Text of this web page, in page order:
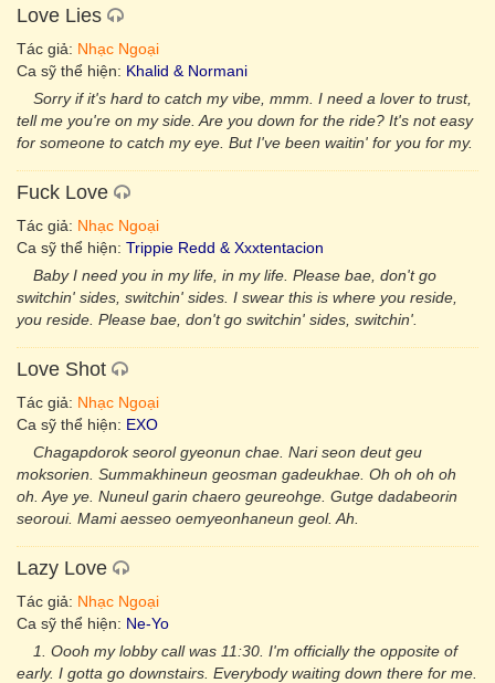
Love Lies
Tác giả: Nhạc Ngoại
Ca sỹ thể hiện: Khalid & Normani
Sorry if it's hard to catch my vibe, mmm. I need a lover to trust,
tell me you're on my side. Are you down for the ride? It's not easy
for someone to catch my eye. But I've been waitin' for you for my.
Fuck Love
Tác giả: Nhạc Ngoại
Ca sỹ thể hiện: Trippie Redd & Xxxtentacion
Baby I need you in my life, in my life. Please bae, don't go
switchin' sides, switchin' sides. I swear this is where you reside,
you reside. Please bae, don't go switchin' sides, switchin'.
Love Shot
Tác giả: Nhạc Ngoại
Ca sỹ thể hiện: EXO
Chagapdorok seorol gyeonun chae. Nari seon deut geu
moksorien. Summakhineun geosman gadeukhae. Oh oh oh oh
oh. Aye ye. Nuneul garin chaero geureohge. Gutge dadabeorin
seoroui. Mami aesseo oemyeonhaneun geol. Ah.
Lazy Love
Tác giả: Nhạc Ngoại
Ca sỹ thể hiện: Ne-Yo
1. Oooh my lobby call was 11:30. I'm officially the opposite of
early. I gotta go downstairs. Everybody waiting down there for me.